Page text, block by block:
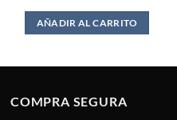
AÑADIR AL CARRITO
COMPRA SEGURA